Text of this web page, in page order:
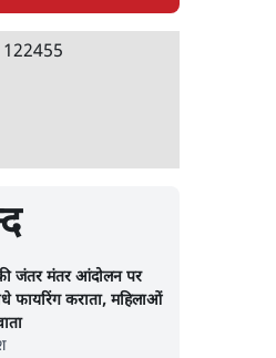
122455
जंतर मंतर आंदोलन पर
फायरिंग कराता, महिलाओं